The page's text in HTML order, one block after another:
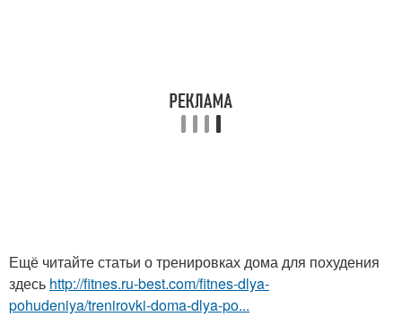
Ещё читайте статьи о тренировках дома для похудения
здесь http://fitnes.ru-best.com/fitnes-dlya-
pohudeniya/trenirovki-doma-dlya-po...